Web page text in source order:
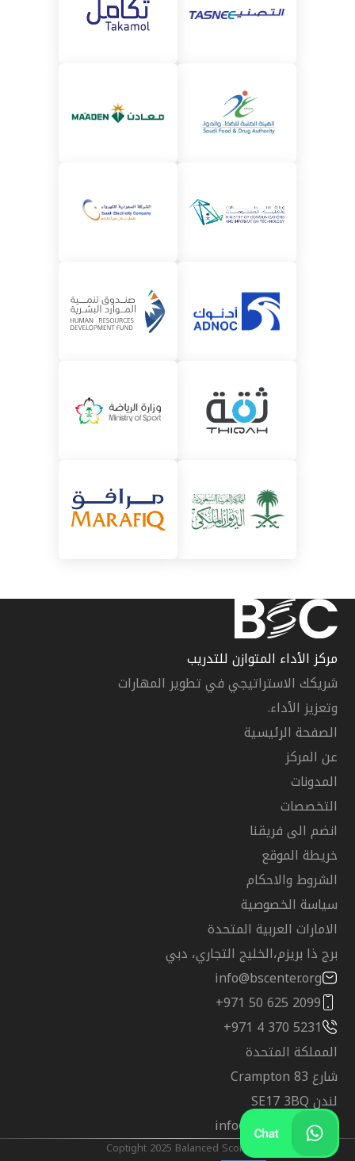
مركز الأداء المتوازن للتدريب
شريكك الاستراتيجي في تطوير المهارات
وتعزيز الأداء.
الصفحة الرئيسية
عن المركز
المدونات
التخصصات
انضم الى فريقنا
خريطة الموقع
الشروط والاحكام
سياسة الخصوصية
الامارات العربية المتحدة
برج ذا بريزم،الخليج التجاري، دبي
info@bscenter.org
+971 50 625 2099
+971 4 370 5231
المملكة المتحدة
شارع Crampton 83
لندن SE17 3BQ
info@bscenter.org
@Coptight 2025 Balanced Score Training Center